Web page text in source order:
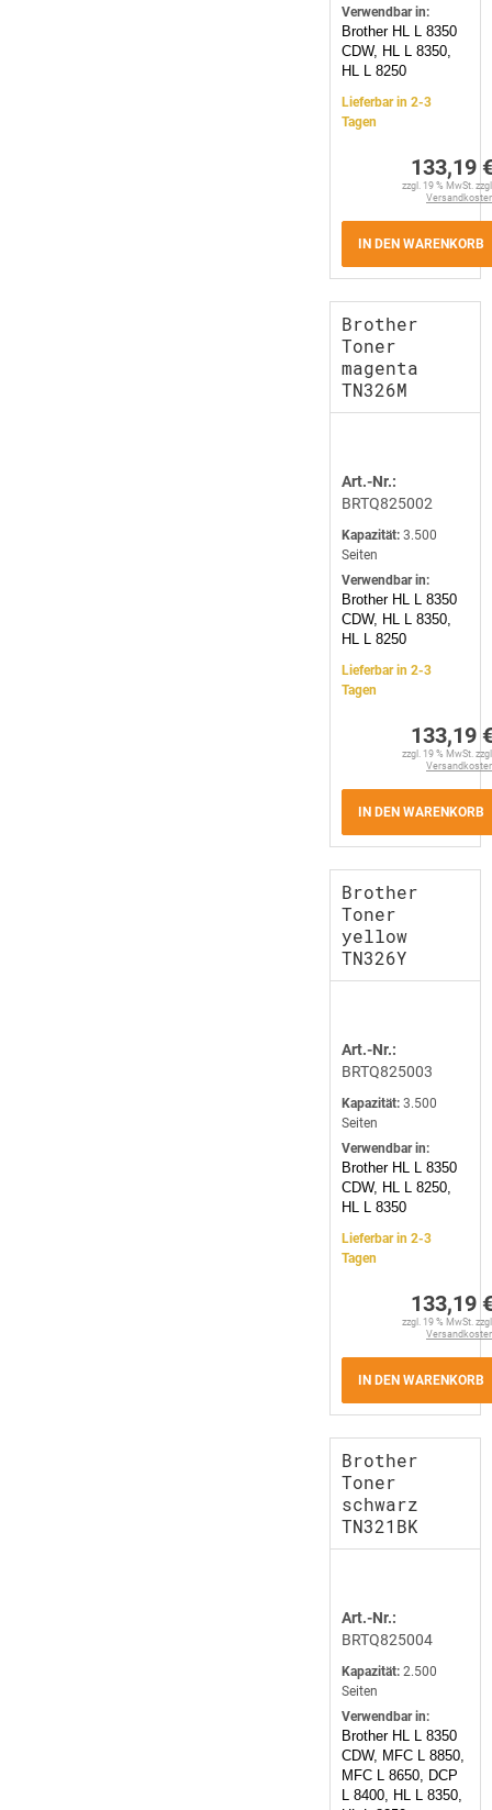
Verwendbar in:
Brother HL L 8350
CDW, HL L 8350,
HL L 8250
Lieferbar in 2-3
Tagen
133,19
zzgl. 19 % MwSt.
IN DEN WARENKORB
Brother
Toner
magenta
TN326M
Art.-Nr.:
BRTQ825002
Kapazität: 3.500
Seiten
Verwendbar in:
Brother HL L 8350
CDW, HL L 8350,
HL L 8250
Lieferbar in 2-3
Tagen
133,19
zzgl. 19 % MwSt.
IN DEN WARENKORB
Brother
Toner
yellow
TN326Y
Art.-Nr.:
BRTQ825003
Kapazität: 3.500
Seiten
Verwendbar in:
Brother HL L 8350
CDW, HL L 8250,
HL L 8350
Lieferbar in 2-3
Tagen
133,19
zzgl. 19 % MwSt.
IN DEN WARENKORB
Brother
Toner
schwarz
TN321BK
Art.-Nr.:
BRTQ825004
Kapazität: 2.500
Seiten
Verwendbar in:
Brother HL L 8350
CDW, MFC L 8850,
MFC L 8650, DCP
L 8400, HL L 8350,